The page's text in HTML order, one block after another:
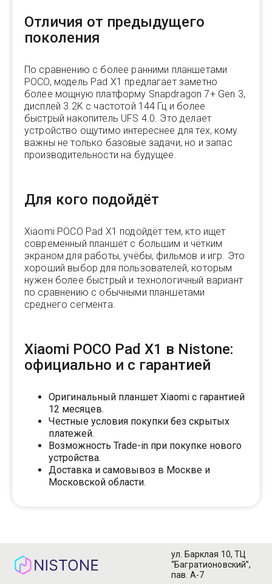
Отличия от предыдущего
поколения
По сравнению с более ранними планшетами
POCO, модель Pad X1 предлагает заметно
более мощную платформу Snapdragon 7+ Gen 3,
дисплей 3.2K с частотой 144 Гц и более
быстрый накопитель UFS 4.0. Это делает
устройство ощутимо интереснее для тех, кому
важны не только базовые задачи, но и запас
производительности на будущее.
Для кого подойдёт
Xiaomi POCO Pad X1 подойдёт тем, кто ищет
современный планшет с большим и чётким
экраном для работы, учёбы, фильмов и игр. Это
хороший выбор для пользователей, которым
нужен более быстрый и технологичный вариант
по сравнению с обычными планшетами
среднего сегмента.
Xiaomi POCO Pad X1 в Nistone:
официально и с гарантией
Оригинальный планшет Xiaomi с гарантией
12 месяцев.
Честные условия покупки без скрытых
платежей.
Возможность Trade-in при покупке нового
устройства.
Доставка и самовывоз в Москве и
Московской области.
ул. Барклая 10, ТЦ
“Багратионовский”,
пав. А-7